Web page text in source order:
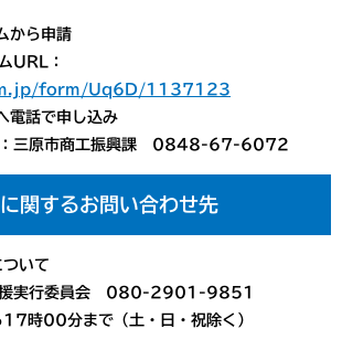
ら申請
：
form/Uq6D/1137123
話で申し込み
原市商工振興課 0848-67-6072
関するお問い合わせ先
いて
援実行委員会 080-2901-9851
00分まで（土・日・祝除く）